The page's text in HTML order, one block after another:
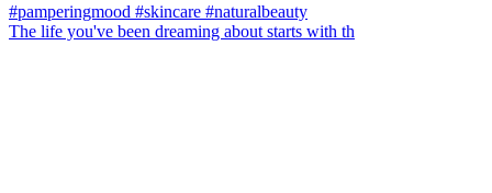
The life you've been dreaming about starts with th